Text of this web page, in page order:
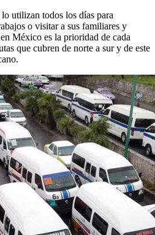
lo utilizan todos los días para
o visitar a sus familiares y
México es la prioridad de cada
que cubren de norte a sur y de este